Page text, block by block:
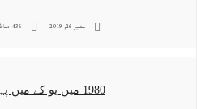
ستمبر 26, 2019 436 مناظر